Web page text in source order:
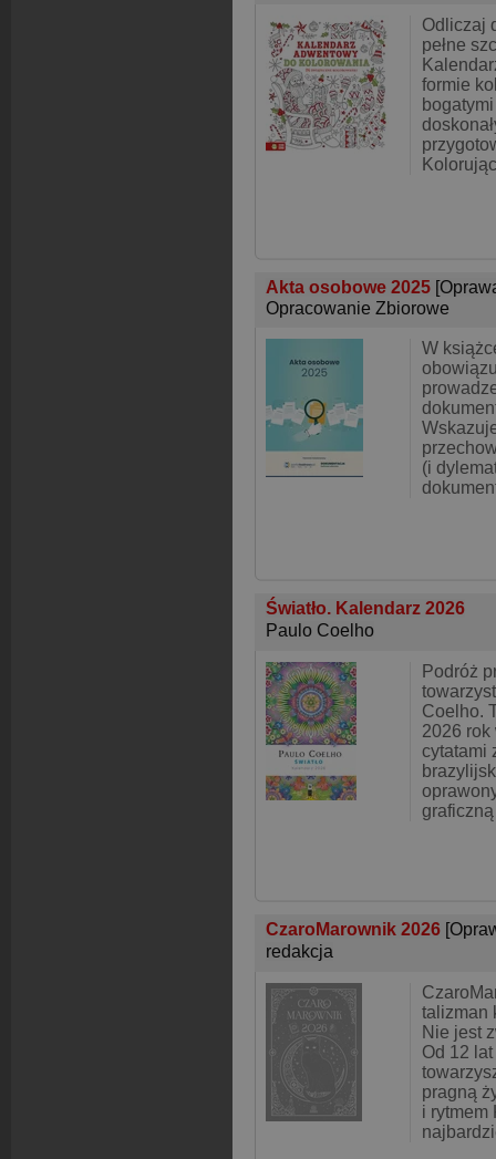
Odliczaj
pełne
formie
Akta osobowe 2025
Opracowanie Zbiorowe
W
(i
Światło. Kalendarz 2026
Paulo Coelho
Podróż
Coelho.
2026 rok
cytatami
CzaroMarownik 2026
redakcja
talizman
Nie jest
Od 12
pragną
i rytmem